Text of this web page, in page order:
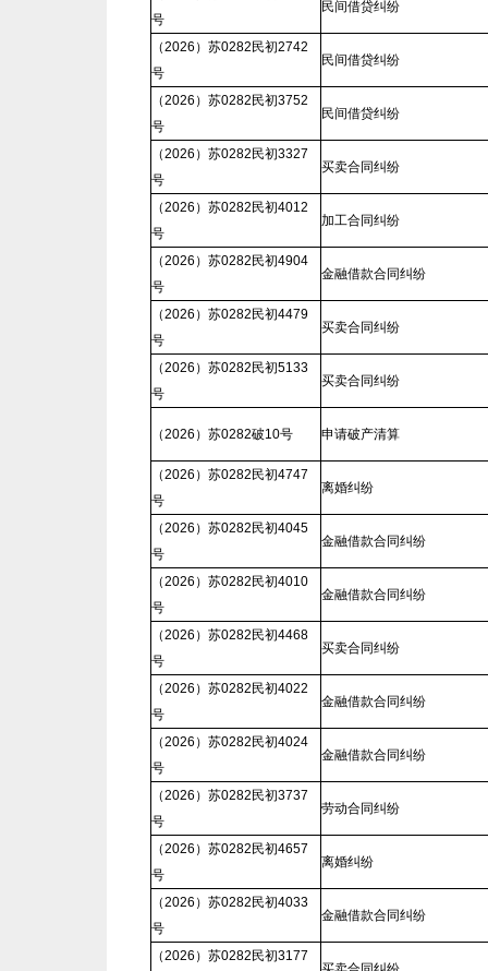
号
民间借贷纠纷
（2026）苏0282民初2742
号
民间借贷纠纷
（2026）苏0282民初3752
号
民间借贷纠纷
（2026）苏0282民初3327
号
买卖合同纠纷
（2026）苏0282民初4012
号
加工合同纠纷
（2026）苏0282民初4904
号
金融借款合同纠纷
（2026）苏0282民初4479
号
买卖合同纠纷
（2026）苏0282民初5133
号
买卖合同纠纷
（2026）苏0282破10号 申请破产清算
（2026）苏0282民初4747
号
离婚纠纷
（2026）苏0282民初4045
号
金融借款合同纠纷
（2026）苏0282民初4010
号
金融借款合同纠纷
（2026）苏0282民初4468
号
买卖合同纠纷
（2026）苏0282民初4022
号
金融借款合同纠纷
（2026）苏0282民初4024
号
金融借款合同纠纷
（2026）苏0282民初3737
号
劳动合同纠纷
（2026）苏0282民初4657
号
离婚纠纷
（2026）苏0282民初4033
号
金融借款合同纠纷
（2026）苏0282民初3177